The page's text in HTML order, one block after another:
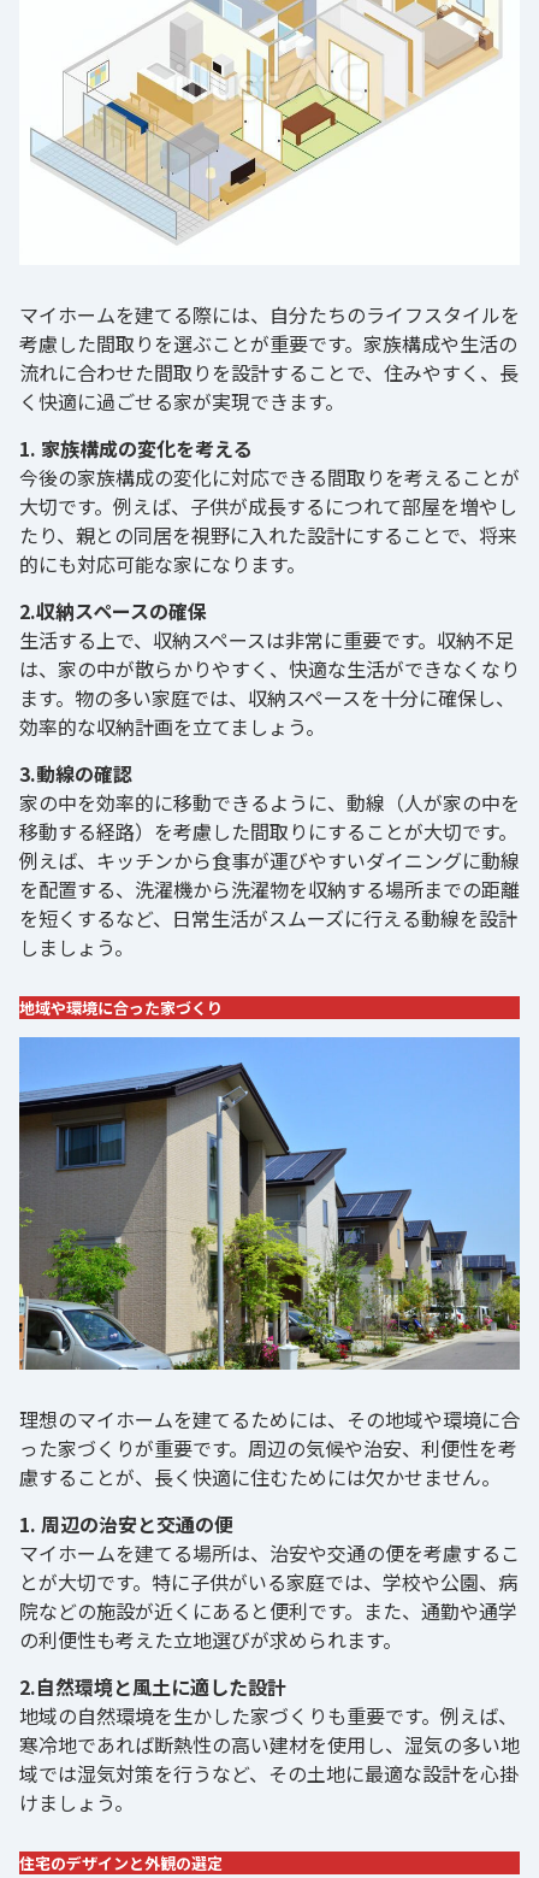
マイホームを建てる際には、自分たちのライフスタイルを
考慮した間取りを選ぶことが重要です。家族構成や生活の
流れに合わせた間取りを設計することで、住みやすく、長
く快適に過ごせる家が実現できます。
1. 家族構成の変化を考える
今後の家族構成の変化に対応できる間取りを考えることが
大切です。例えば、子供が成長するにつれて部屋を増やし
たり、親との同居を視野に入れた設計にすることで、将来
的にも対応可能な家になります。
2.収納スペースの確保
生活する上で、収納スペースは非常に重要です。収納不足
は、家の中が散らかりやすく、快適な生活ができなくなり
ます。物の多い家庭では、収納スペースを十分に確保し、
効率的な収納計画を立てましょう。
3.動線の確認
家の中を効率的に移動できるように、動線（人が家の中を
移動する経路）を考慮した間取りにすることが大切です。
例えば、キッチンから食事が運びやすいダイニングに動線
を配置する、洗濯機から洗濯物を収納する場所までの距離
を短くするなど、日常生活がスムーズに行える動線を設計
しましょう。
地域や環境に合った家づくり
理想のマイホームを建てるためには、その地域や環境に合
った家づくりが重要です。周辺の気候や治安、利便性を考
慮することが、長く快適に住むためには欠かせません。
1. 周辺の治安と交通の便
マイホームを建てる場所は、治安や交通の便を考慮するこ
とが大切です。特に子供がいる家庭では、学校や公園、病
院などの施設が近くにあると便利です。また、通勤や通学
の利便性も考えた立地選びが求められます。
2.自然環境と風土に適した設計
地域の自然環境を生かした家づくりも重要です。例えば、
寒冷地であれば断熱性の高い建材を使用し、湿気の多い地
域では湿気対策を行うなど、その土地に最適な設計を心掛
けましょう。
住宅のデザインと外観の選定